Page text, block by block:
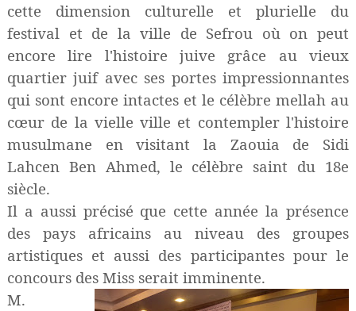
cette dimension culturelle et plurielle du
festival et de la ville de Sefrou où on peut
encore lire l'histoire juive grâce au vieux
quartier juif avec ses portes impressionnantes
qui sont encore intactes et le célèbre mellah au
cœur de la vielle ville et contempler l'histoire
musulmane en visitant la Zaouia de Sidi
Lahcen Ben Ahmed, le célèbre saint du 18e
siècle.
Il a aussi précisé que cette année la présence
des pays africains au niveau des groupes
artistiques et aussi des participantes pour le
concours des Miss serait imminente.
M.